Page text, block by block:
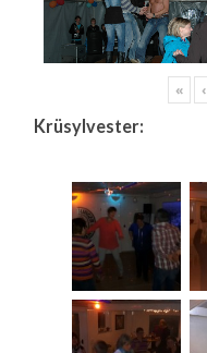
« ‹
Krüsylvester: